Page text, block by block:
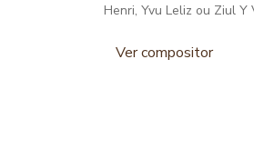
Henri, Yvu Leliz ou Ziul Y
Ver compositor